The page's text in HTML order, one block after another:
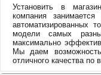
Установить в
компания
автоматизированных
модели самых
максимально
Мы даем
отличного качества по